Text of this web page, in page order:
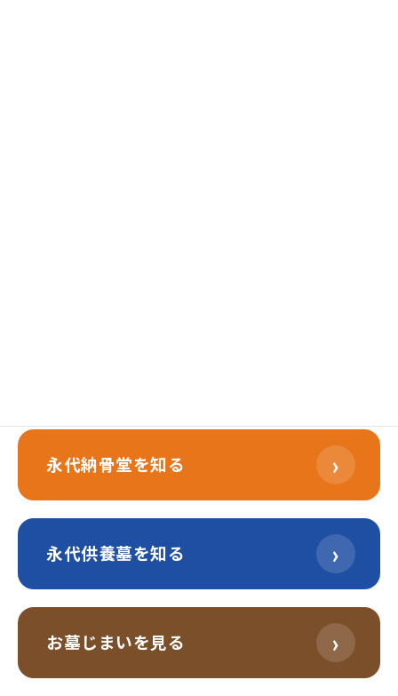
永代納骨堂を知る ›
永代供養墓を知る ›
お墓じまいを見る ›